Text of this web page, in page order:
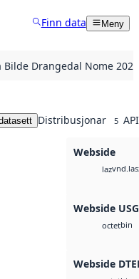
Finn data Meny
Bilde Drangedal Nome 2022
Distribusjonar 5
Webside
laz
Webside
octetbin
Webside